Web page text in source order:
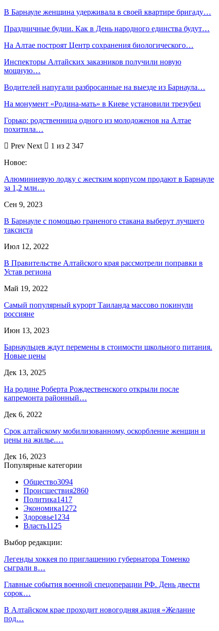
В Барнауле женщина удерживала в своей квартире бригаду…
Праздничные будни. Как в День народного единства будут…
На Алтае построят Центр сохранения биологического…
Инспекторы Алтайских заказников получили новую
мощную…
Водителей напугали разбросанные на выезде из Барнаула…
На монумент «Родина-мать» в Киеве установили трезубец
Горько: родственница одного из молодоженов на Алтае
похитила…
Prev Next
1 из 2 347
Новое:
Алюминиевую лодку с жестким корпусом продают в Барнауле
за 1,2 млн…
Сен 9, 2023
В Барнауле с помощью граненого стакана выберут лучшего
таксиста
Июл 12, 2022
В Правительстве Алтайского края рассмотрели поправки в
Устав региона
Май 19, 2022
Самый популярный курорт Таиланда массово покинули
россияне
Июн 13, 2023
Барнаульцев ждут перемены в стоимости школьного питания.
Новые цены
Дек 13, 2025
На родине Роберта Рождественского открыли после
капремонта районный…
Дек 6, 2022
Срок алтайскому мобилизованному, оскорбление женщин и
цены на жилье.…
Дек 16, 2023
Популярные категории
Общество3094
Происшествия2860
Политика1417
Экономика1272
Здоровье1234
Власть1125
Выбор редакции:
Легенды хоккея по приглашению губернатора Томенко
сыграли в…
Главные события военной спецоперации РФ. День двести
сорок…
В Алтайском крае проходит новогодняя акция «Желание
под…